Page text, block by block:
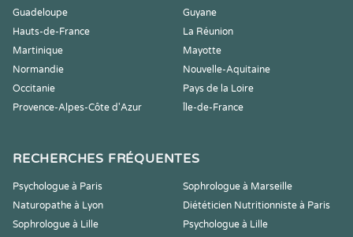
Guadeloupe
Guyane
Hauts-de-France
La Réunion
Martinique
Mayotte
Normandie
Nouvelle-Aquitaine
Occitanie
Pays de la Loire
Provence-Alpes-Côte d'Azur
Île-de-France
RECHERCHES FRÉQUENTES
Psychologue à Paris
Sophrologue à Marseille
Naturopathe à Lyon
Diététicien Nutritionniste à Paris
Sophrologue à Lille
Psychologue à Lille